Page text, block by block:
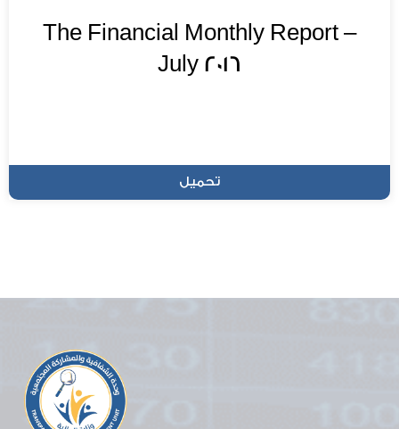
The Financial Monthly Report –
July 2016
تحميل